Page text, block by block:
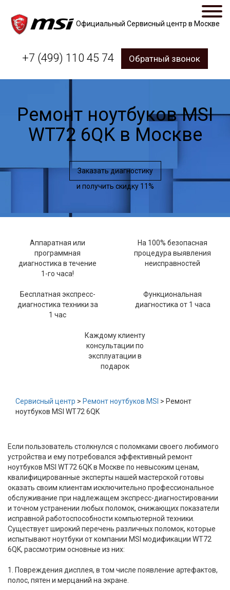
Официальный Сервисный центр в Москве
+7 (499) 110 45 74 Обратный звонок
Ремонт ноутбуков MSI
WT72 6QK в Москве
Заказать диагностику
и получить скидку 11%
Аппаратная или
программная
диагностика в течение
1-го часа!
На 100% безопасная
процедура выявления
неисправностей
Бесплатная экспресс-
диагностика техники за
1 час
Функциональная
диагностика от 1 часа
Каждому клиенту
консультации по
эксплуатации в
подарок
Сервисный центр > Ремонт ноутбуков MSI > Ремонт
ноутбуков MSI WT72 6QK
Если пользователь столкнулся с поломками своего любимого
устройства и ему потребовался эффективный ремонт
ноутбуков MSI WT72 6QK в Москве по невысоким ценам,
квалифицированные эксперты нашей мастерской готовы
оказать своим клиентам исключительно профессиональное
обслуживание при надлежащем экспресс-диагностировании
и точном устранении любых поломок, снижающих показатели
исправной работоспособности компьютерной техники.
Существует широкий перечень различных поломок, которые
испытывают ноутбуки от компании MSI модификации WT72
6QK, рассмотрим основные из них:
1. Повреждения дисплея, в том числе появление артефактов,
полос, пятен и мерцаний на экране.